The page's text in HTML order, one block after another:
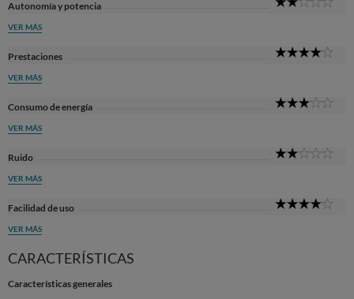
Autonomía y potencia
VER MÁS
Prestaciones
VER MÁS
Consumo de energía
VER MÁS
Ruido
VER MÁS
Facilidad de uso
VER MÁS
CARACTERÍSTICAS
Características generales